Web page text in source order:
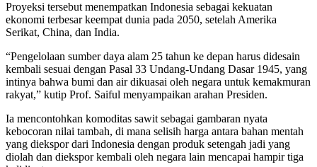
Proyeksi tersebut menempatkan Indonesia sebagai kekuatan
ekonomi terbesar keempat dunia pada 2050, setelah Amerika
Serikat, China, dan India.
“Pengelolaan sumber daya alam 25 tahun ke depan harus didesain
kembali sesuai dengan Pasal 33 Undang-Undang Dasar 1945, yang
intinya bahwa bumi dan air dikuasai oleh negara untuk kemakmuran
rakyat,” kutip Prof. Saiful menyampaikan arahan Presiden.
Ia mencontohkan komoditas sawit sebagai gambaran nyata
kebocoran nilai tambah, di mana selisih harga antara bahan mentah
yang diekspor dari Indonesia dengan produk setengah jadi yang
diolah dan diekspor kembali oleh negara lain mencapai hampir tiga